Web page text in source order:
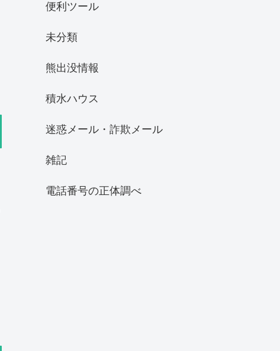
便利ツール
未分類
熊出没情報
積水ハウス
迷惑メール・詐欺メール
雑記
電話番号の正体調べ